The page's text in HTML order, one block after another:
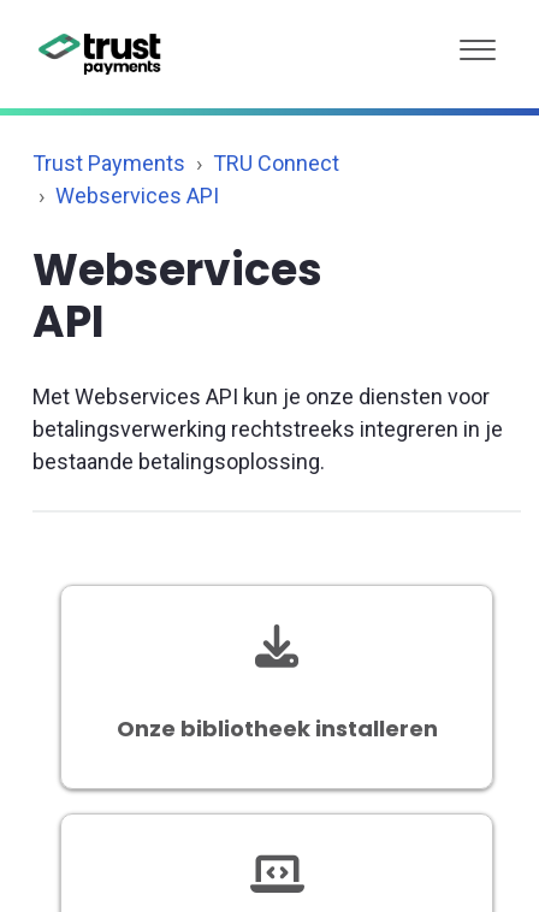
Trust Payments
TRU Connect
Webservices API
Webservices
API
Met Webservices API kun je onze diensten voor
betalingsverwerking rechtstreeks integreren in je
bestaande betalingsoplossing.
Onze bibliotheek installeren